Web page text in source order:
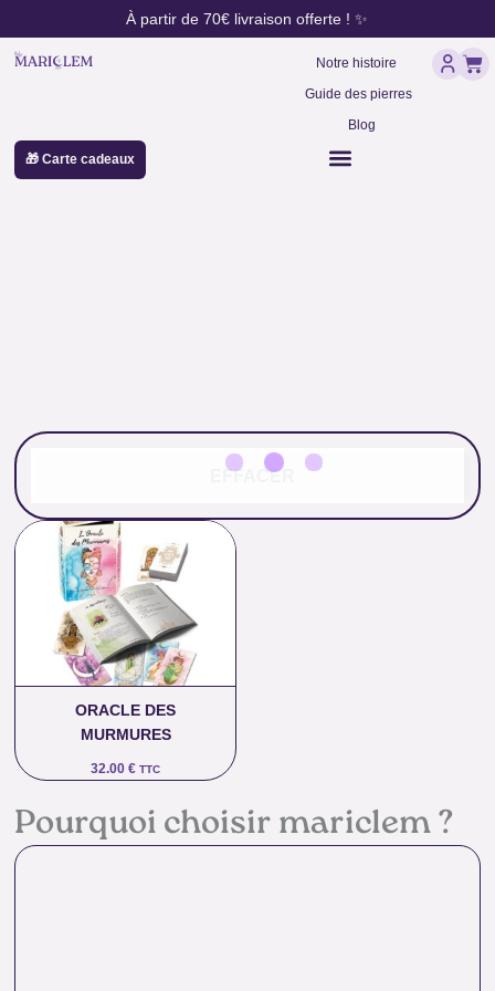
au
contenu
À partir de 70€ livraison offerte ! ✨
Notre histoire
Guide des pierres
Blog
🎁 Carte cadeaux
EFFACER
ORACLE DES
MURMURES
32.00€ TTC
Pourquoi choisir mariclem ?